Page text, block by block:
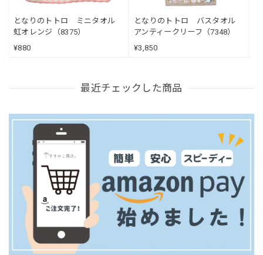
となりのトトロ ミニタオル
虹オレンジ（8375）
¥880
となりのトトロ バスタオル
アンティークリーフ（7348）
¥3,850
最近チェックした商品